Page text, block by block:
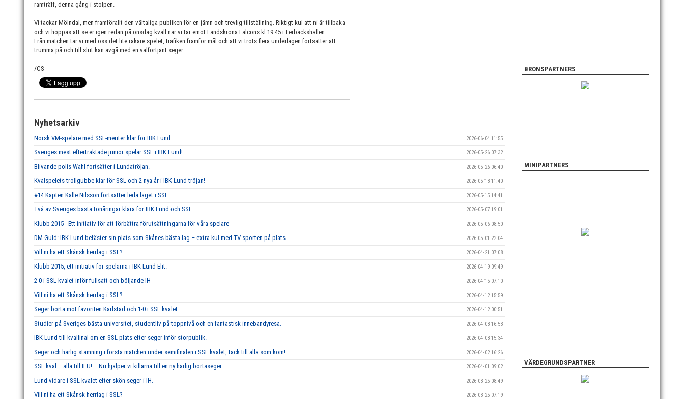
ramträff, denna gång i stolpen.
Vi tackar Mölndal, men framförallt den vältaliga publiken för en jämn och trevlig tillställning. Riktigt kul att ni är tillbaka
och vi hoppas att se er igen redan på onsdag kväll när vi tar emot Landskrona Falcons kl 19.45 i Lerbäckshallen.
Från matchen tar vi med oss det lite rakare spelet, trafiken framför mål och att vi trots flera underlägen fortsätter att
trumma på och till slut kan avgå med en välförtjänt seger.
/CS
Nyhetsarkiv
Norsk VM-spelare med SSL-meriter klar för IBK Lund 2026-06-04 11:55
Sveriges mest eftertraktade junior spelar SSL i IBK Lund! 2026-05-26 07:32
Blivande polis Wahl fortsätter i Lundatröjan. 2026-05-26 06:40
Kvalspelets trollgubbe klar för SSL och 2 nya år i IBK Lund tröjan! 2026-05-18 11:40
#14 Kapten Kalle Nilsson fortsätter leda laget i SSL 2026-05-15 14:41
Två av Sveriges bästa tonåringar klara för IBK Lund och SSL. 2026-05-07 19:01
Klubb 2015 - Ett initiativ för att förbättra förutsättningarna för våra spelare 2026-05-06 08:50
DM Guld: IBK Lund befäster sin plats som Skånes bästa lag – extra kul med TV sporten på plats. 2026-05-01 22:04
Vill ni ha ett Skånsk herrlag i SSL? 2026-04-21 07:08
Klubb 2015, ett initiativ för spelarna i IBK Lund Elit. 2026-04-19 09:49
2-0 i SSL kvalet inför fullsatt och böljande IH 2026-04-15 07:10
Vill ni ha ett Skånsk herrlag i SSL? 2026-04-12 15:59
Seger borta mot favoriten Karlstad och 1-0 i SSL kvalet. 2026-04-12 00:51
Studier på Sveriges bästa universitet, studentliv på toppnivå och en fantastisk innebandyresa. 2026-04-08 16:53
IBK Lund till kvalfinal om en SSL plats efter seger inför storpublik. 2026-04-08 15:34
Seger och härlig stämning i första matchen under semifinalen i SSL kvalet, tack till alla som kom! 2026-04-02 16:26
SSL kval – alla till IFU! – Nu hjälper vi killarna till en ny härlig bortaseger. 2026-04-01 09:02
Lund vidare i SSL kvalet efter skön seger i IH. 2026-03-25 08:49
Vill ni ha ett Skånsk herrlag i SSL? 2026-03-25 07:19
BRONSPARTNERS
MINIPARTNERS
VÄRDEGRUNDSPARTNER